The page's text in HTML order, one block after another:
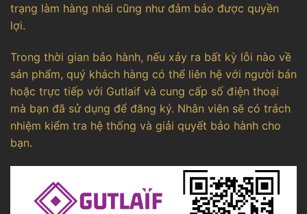
trạng làm hàng nhái cũng như đảm bảo được quyền
lợi.
Trong thời gian bảo hành, nếu xảy ra bất kỳ lỗi nào về
sản phẩm, quý khách hàng có thể liên hệ với người bán
hoặc trực tiếp với Gutlaif và cung cấp số điện thoại
mà bạn đã sử dụng để đăng ký. Nhân viên sẽ có trách
nhiệm kiểm tra hệ thống và giải quyết bảo hành cho
bạn.